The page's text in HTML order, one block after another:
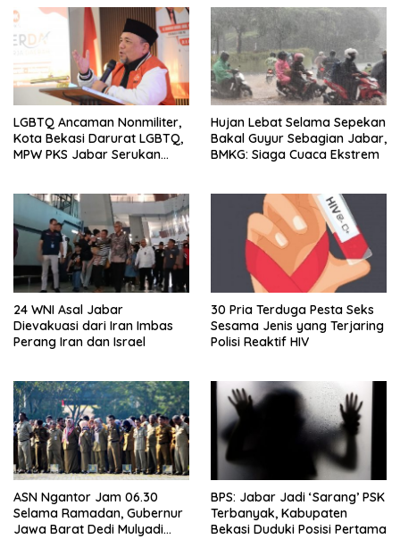
LGBTQ Ancaman Nonmiliter,
Kota Bekasi Darurat LGBTQ,
MPW PKS Jabar Serukan
Hujan Lebat Selama Sepekan
Bakal Guyur Sebagian Jabar,
BMKG: Siaga Cuaca Ekstrem
24 WNI Asal Jabar
Dievakuasi dari Iran Imbas
Perang Iran dan Israel
30 Pria Terduga Pesta Seks
Sesama Jenis yang Terjaring
Polisi Reaktif HIV
ASN Ngantor Jam 06.30
Selama Ramadan, Gubernur
Jawa Barat Dedi Mulyadi
BPS: Jabar Jadi ‘Sarang’ PSK
Terbanyak, Kabupaten
Bekasi Duduki Posisi Pertama